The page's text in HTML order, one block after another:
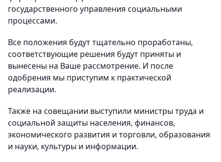
государственного управления социальными
процессами.
Все положения будут тщательно проработаны,
соответствующие решения будут приняты и
вынесены на Ваше рассмотрение. И после
одобрения мы приступим к практической
реализации.
Также на совещании выступили министры труда и
социальной защиты населения, финансов,
экономического развития и торговли, образования
и науки, культуры и информации.